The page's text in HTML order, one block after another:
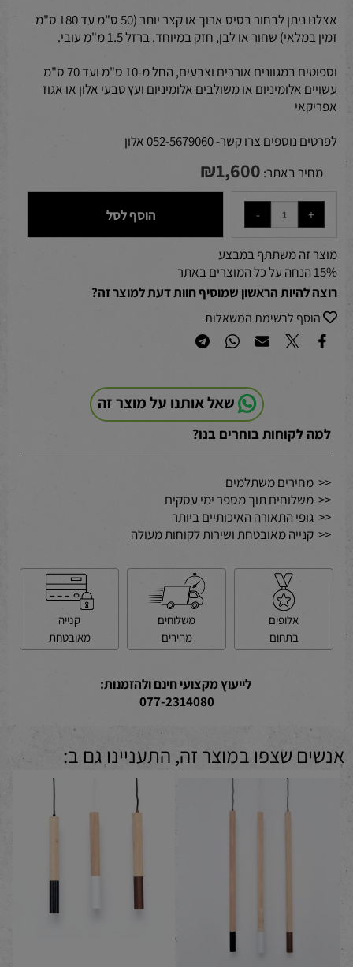
אצלנו ניתן לבחור בסיס ארוך או קצר יותר (50 ס"מ עד 180 ס"מ
זמין במלאי) שחור או לבן, חזק במיוחד. ברזל 1.5 מ"מ עובי.
וספוטים במגוונים אורכים וצבעים, החל מ-10 ס"מ ועד 70 ס"מ
עשויים אלומיניום או משולבים אלומיניום ועץ טבעי אלון או אגוז
אפריקאי
לפרטים נוספים צרו קשר- 052-5679060 אלון
מחיר באתר:
₪1,600
הוסף לסל
מוצר זה משתתף במבצע
15% הנחה על כל המוצרים באתר
רוצה להיות הראשון שמוסיף חוות דעת למוצר זה?
הוסף לרשימת המשאלות
שאל אותנו על מוצר זה
למה לקוחות בוחרים בנו?
<< מחירים משתלמים
<< משלוחים תוך מספר ימי עסקים
<< גופי התאורה האיכותיים ביותר
<< קנייה מאובטחת ושירות לקוחות מעולה
אלופים
בתחום
משלוחים
מהירים
קנייה
מאובטחת
לייעוץ מקצועי חינם ולהזמנות:
077-2314080
אנשים שצפו במוצר זה, התעניינו גם ב: